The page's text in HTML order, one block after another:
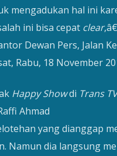
mengadukan hal ini
ini bisa cepat clear
Dewan Pers, Jalan
Rabu, 18 November
Happy Showdi Trans TV
Ahmad
yang dianggap
Namun dia langsung